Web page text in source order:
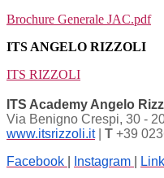
Brochure Generale JAC.pdf
ITS ANGELO RIZZOLI
ITS RIZZOLI
ITS Academy Angelo
Via Benigno Crespi, 30 -
www.itsrizzoli.it| T +39
Facebook
Instagram